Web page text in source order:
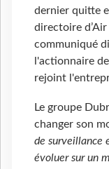
dernier quitte
directoire
communiqué
l'actionnaire
rejoint
Le groupe
changer son
de surveillance
évoluer sur un